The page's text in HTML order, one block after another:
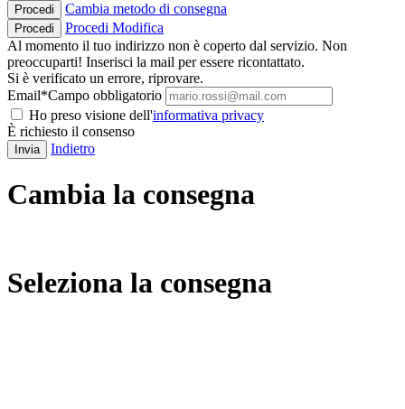
Procedi Cambia metodo di consegna
Procedi Procedi Modifica
Al momento il tuo indirizzo non è coperto dal servizio. Non
preoccuparti! Inserisci la mail per essere ricontattato.
Si è verificato un errore, riprovare.
Email*Campo obbligatorio
Ho preso visione dell'informativa privacy
È richiesto il consenso
Invia Indietro
Cambia la consegna
Seleziona la consegna